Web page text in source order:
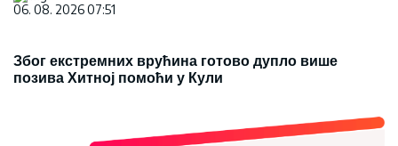
06. 08. 2026 07:51
Због екстремних врућина готово дупло више
позива Хитној помоћи у Кули